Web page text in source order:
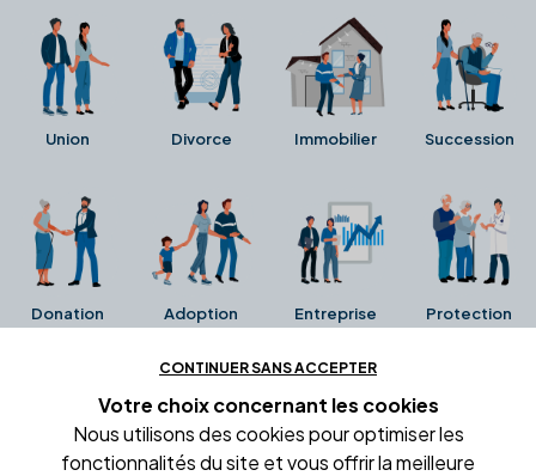
Union Divorce Immobilier Succession
Donation Adoption Entreprise Protection
Ces avis proviennent directement de la fiche Google
Business de l'office notarial. Ils n'ont ni été collectés ni
été vérifiés par Alexia.fr.
CONTINUER SANS ACCEPTER
Votre choix concernant les cookies
Nous utilisons des cookies pour optimiser les
fonctionnalités du site et vous offrir la meilleure